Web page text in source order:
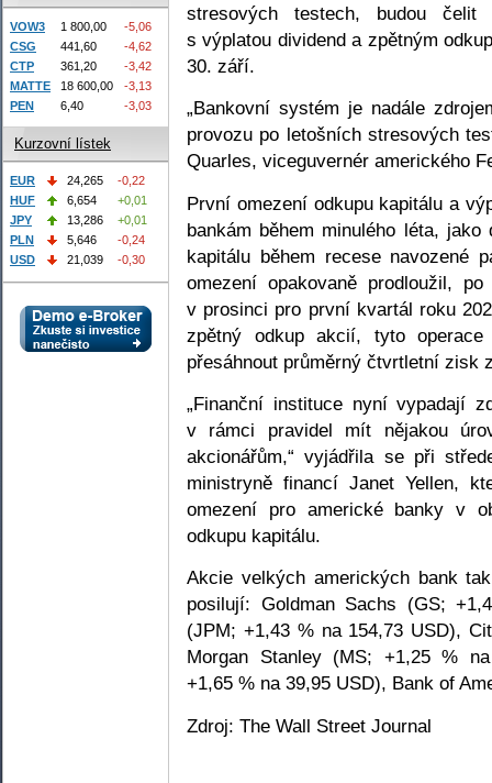
stresových testech, budou čelit
s výplatou dividend a zpětným
30. září.
„Bankovní systém je nadále
provozu po letošních stresových
Quarles, viceguvernér amerického
První omezení odkupu kapitálu a
bankám během minulého léta,
kapitálu během recese navozené
omezení opakovaně prodloužil,
v prosinci pro první kvartál roku
zpětný odkup akcií, tyto
přesáhnout průměrný čtvrtletní zisk
„Finanční instituce nyní vypadají
v rámci pravidel mít nějakou
akcionářům,“ vyjádřila se při
ministryně financí Janet Yellen,
omezení pro americké banky v
odkupu kapitálu.
Akcie velkých amerických bank
posilují: Goldman Sachs (GS; +
(JPM; +1,43 % na 154,73 USD),
Morgan Stanley (MS; +1,25 %
+1,65 % na 39,95 USD), Bank of
Zdroj: The Wall Street Journal
VOW3 1 800,00
-5,06
CSG
441,60
-4,62
CTP
361,20
-3,42
MATTE
18 600,00
-3,13
PEN
6,40 -3,03
Kurzovní lístek
EUR 24,265
-0,22
HUF
6,654
+0,01
JPY
13,286
+0,01
PLN
5,646
-0,24
USD
21,039 -0,30